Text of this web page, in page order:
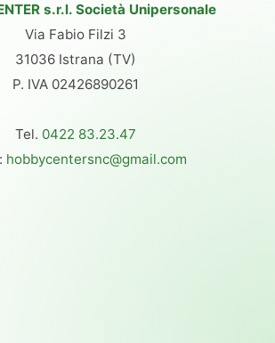
s.r.l. Società Unipersonale
Via Fabio Filzi 3
31036 Istrana (TV)
P. IVA 02426890261
Tel. 0422 83.23.47
hobbycentersnc@gmail.com